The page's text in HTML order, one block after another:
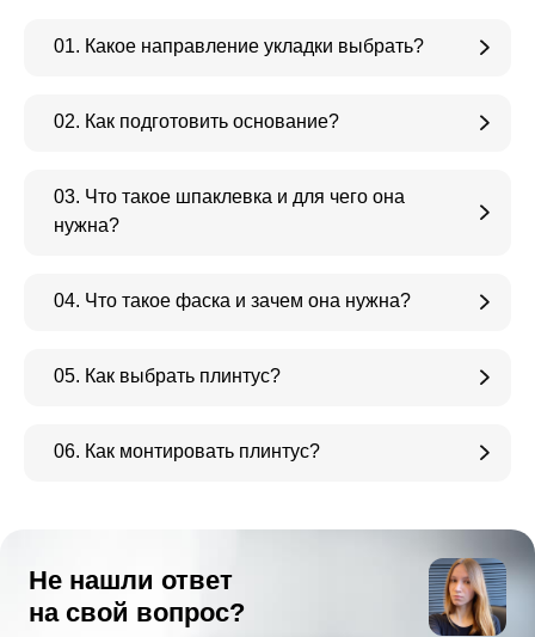
01. Какое направление укладки выбрать?
02. Как подготовить основание?
03. Что такое шпаклевка и для чего она
нужна?
04. Что такое фаска и зачем она нужна?
05. Как выбрать плинтус?
06. Как монтировать плинтус?
Не нашли ответ
на свой вопрос?